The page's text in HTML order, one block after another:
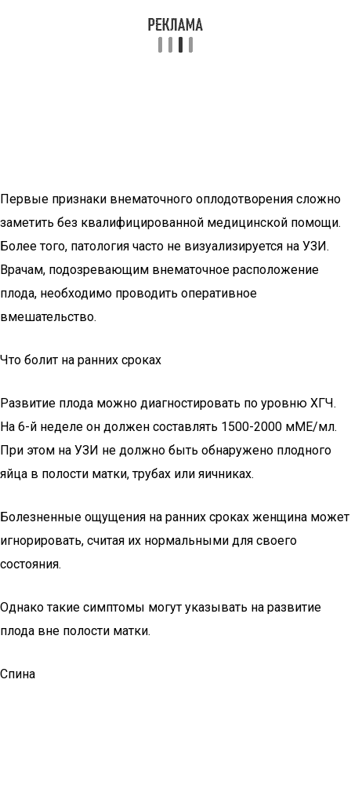
Первые признаки внематочного оплодотворения сложно
заметить без квалифицированной медицинской помощи.
Более того, патология часто не визуализируется на УЗИ.
Врачам, подозревающим внематочное расположение
плода, необходимо проводить оперативное
вмешательство.
Что болит на ранних сроках
Развитие плода можно диагностировать по уровню ХГЧ.
На 6-й неделе он должен составлять 1500-2000 мМЕ/мл.
При этом на УЗИ не должно быть обнаружено плодного
яйца в полости матки, трубах или яичниках.
Болезненные ощущения на ранних сроках женщина может
игнорировать, считая их нормальными для своего
состояния.
Однако такие симптомы могут указывать на развитие
плода вне полости матки.
Спина